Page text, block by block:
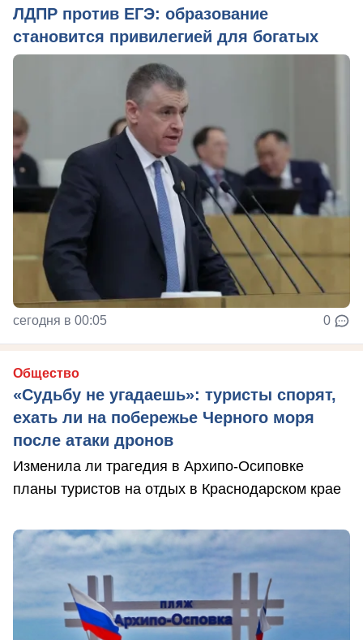
ЛДПР против ЕГЭ: образование
становится привилегией для богатых
сегодня в 00:05 0
Общество
«Судьбу не угадаешь»: туристы спорят,
ехать ли на побережье Черного моря
после атаки дронов
Изменила ли трагедия в Архипо-Осиповке
планы туристов на отдых в Краснодарском крае